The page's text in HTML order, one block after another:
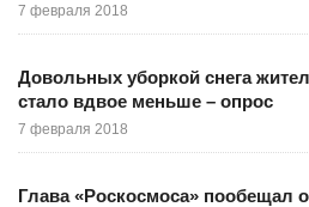
7 февраля 2018
Довольных уборкой снега
стало вдвое меньше – опрос
7 февраля 2018
Глава «Роскосмоса» пообещал